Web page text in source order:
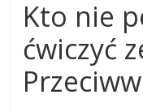
Kto nie
ćwiczyć